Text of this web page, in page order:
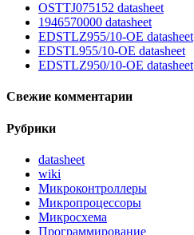
OSTTJ075152 datasheet
1946570000 datasheet
EDSTLZ955/10-OE datasheet
EDSTL955/10-OE datasheet
EDSTLZ950/10-OE datasheet
Свежие комментарии
Рубрики
datasheet
wiki
Микроконтроллеры
Микропроцессоры
Микросхема
Программирование